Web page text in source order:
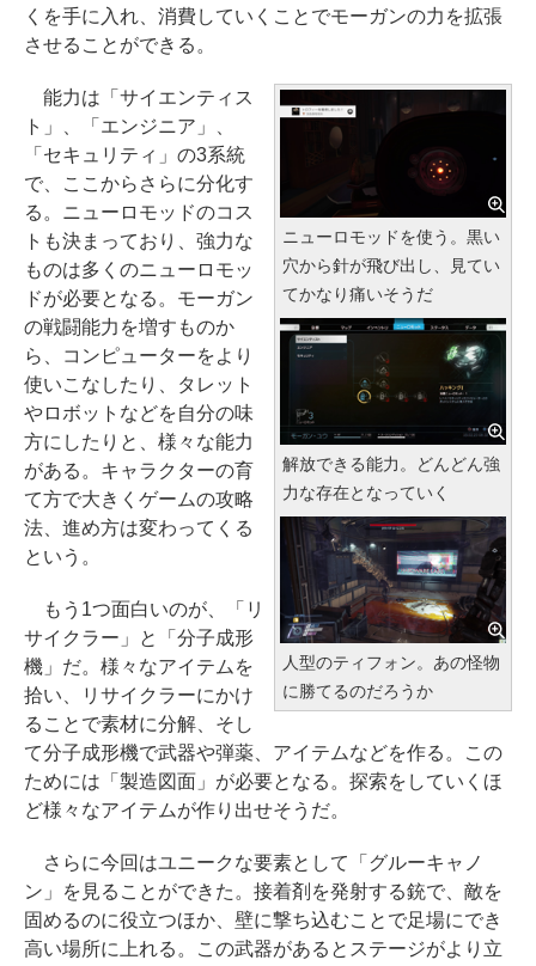
くを手に入れ、消費していくことでモーガンの力を拡張
させることができる。
ニューロモッドを使う。黒い
穴から針が飛び出し、見てい
てかなり痛いそうだ
解放できる能力。どんどん強
力な存在となっていく
人型のティフォン。あの怪物
に勝てるのだろうか
能力は「サイエンティス
ト」、「エンジニア」、
「セキュリティ」の3系統
で、ここからさらに分化す
る。ニューロモッドのコス
トも決まっており、強力な
ものは多くのニューロモッ
ドが必要となる。モーガン
の戦闘能力を増すものか
ら、コンピューターをより
使いこなしたり、タレット
やロボットなどを自分の味
方にしたりと、様々な能力
がある。キャラクターの育
て方で大きくゲームの攻略
法、進め方は変わってくる
という。
もう1つ面白いのが、「リ
サイクラー」と「分子成形
機」だ。様々なアイテムを
拾い、リサイクラーにかけ
ることで素材に分解、そし
て分子成形機で武器や弾薬、アイテムなどを作る。この
ためには「製造図面」が必要となる。探索をしていくほ
ど様々なアイテムが作り出せそうだ。
さらに今回はユニークな要素として「グルーキャノ
ン」を見ることができた。接着剤を発射する銃で、敵を
固めるのに役立つほか、壁に撃ち込むことで足場にでき
高い場所に上れる。この武器があるとステージがより立